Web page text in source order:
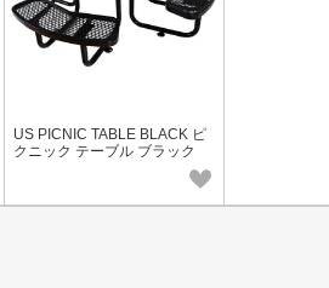
US PICNIC TABLE BLACK ピ
クニック テーブル ブラック